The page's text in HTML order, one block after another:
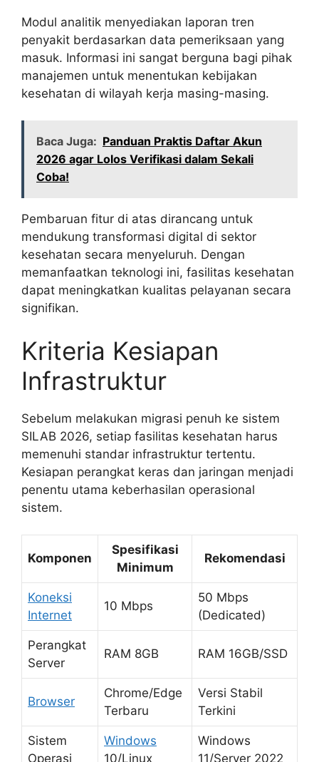
Modul analitik menyediakan laporan tren
penyakit berdasarkan data pemeriksaan yang
masuk. Informasi ini sangat berguna bagi pihak
manajemen untuk menentukan kebijakan
kesehatan di wilayah kerja masing-masing.
Baca Juga: Panduan Praktis Daftar Akun
2026 agar Lolos Verifikasi dalam Sekali
Coba!
Pembaruan fitur di atas dirancang untuk
mendukung transformasi digital di sektor
kesehatan secara menyeluruh. Dengan
memanfaatkan teknologi ini, fasilitas kesehatan
dapat meningkatkan kualitas pelayanan secara
signifikan.
Kriteria Kesiapan
Infrastruktur
Sebelum melakukan migrasi penuh ke sistem
SILAB 2026, setiap fasilitas kesehatan harus
memenuhi standar infrastruktur tertentu.
Kesiapan perangkat keras dan jaringan menjadi
penentu utama keberhasilan operasional
sistem.
Komponen
Spesifikasi
Minimum
Rekomendasi
Koneksi
Internet
10 Mbps
50 Mbps
(Dedicated)
Perangkat
Server
RAM 8GB RAM 16GB/SSD
Browser
Chrome/Edge
Terbaru
Versi Stabil
Terkini
Sistem
Operasi
Windows
10/Linux
Windows
11/Server 2022